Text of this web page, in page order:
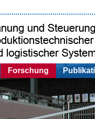
Forschung